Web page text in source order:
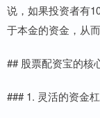
说，如果投资者有
于本金的资金，从
## 股票配资宝的核
### 1. 灵活的资金